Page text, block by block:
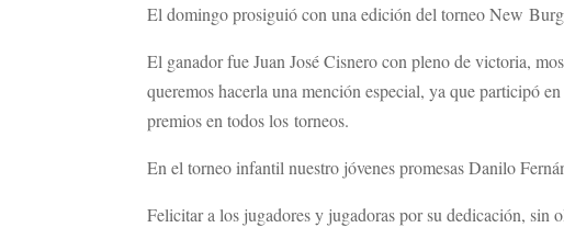
El domingo prosiguió con una edición del torneo New
El ganador fue Juan José Cisnero con pleno de victoria,
queremos hacerla una mención especial, ya que participó
premios en todos los torneos.
En el torneo infantil nuestro jóvenes promesas Danilo
Felicitar a los jugadores y jugadoras por su dedicación, sin